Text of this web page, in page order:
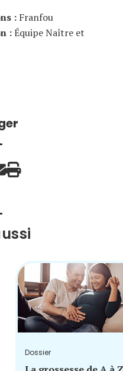
: Franfou
:Équipe Naître et
Dossier